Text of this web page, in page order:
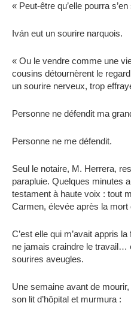
« Peut-être qu’elle pourra
Iván eut un sourire narquois.
« Ou le vendre comme une
cousins ​​détournèrent le
un sourire nerveux, trop
Personne ne défendit ma
Personne ne me défendit.
Seul le notaire, M. Herrera,
parapluie. Quelques minutes
testament à haute voix : tout
Carmen, élevée après la mort
C’est elle qui m’avait appris
ne jamais craindre le travail…
sourires aveugles.
Une semaine avant de
son lit d’hôpital et murmura :